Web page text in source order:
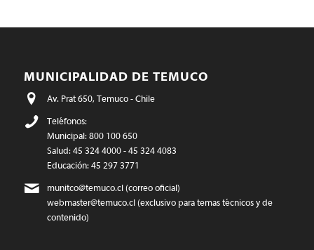
MUNICIPALIDAD DE TEMUCO
Av. Prat 650, Temuco - Chile
Teléfonos:
Municipal: 800 100 650
Salud: 45 324 4000 - 45 324 4083
Educación: 45 297 3771
munitco@temuco.cl(correo oficial)
webmaster@temuco.cl(exclusivo para temas técnicos y de
contenido)